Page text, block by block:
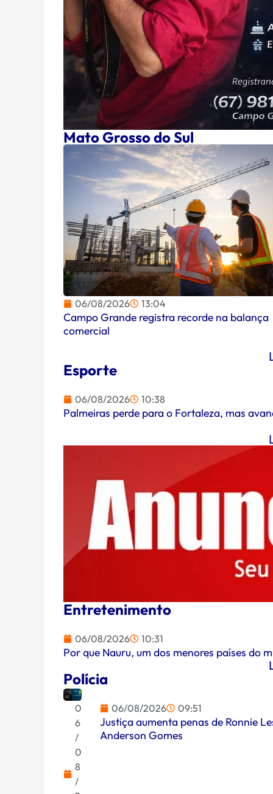
Mato Grosso do Sul
06/08/2026 13:04
Campo Grande registra recorde na balança
comercial
Esporte
06/08/2026 10:38
Palmeiras perde para o Fortaleza, mas
Entretenimento
06/08/2026 10:31
Por que Nauru, um dos menores países do
Polícia
0
6
/
0
8
/
06/08/2026 09:51
Justiça aumenta penas de Ronnie
Anderson Gomes